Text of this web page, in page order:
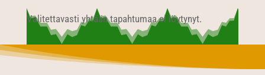
Valitettavasti yhtään tapahtumaa ei löytynyt.